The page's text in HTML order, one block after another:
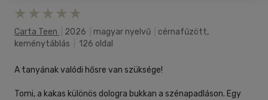
Carta Teen 2026 magyar nyelvű
cérnafűzött,
keménytáblás
126 oldal
A tanyának valódi hősre van szüksége!
Tomi, a kakas különös dologra bukkan a szénapadláson. Egy